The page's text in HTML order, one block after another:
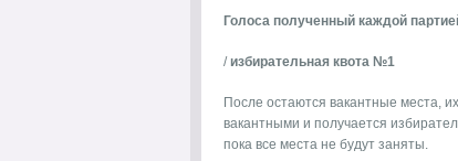
Голоса полученный каждой
/избирательная квота №1
После остаются вакантные места,
вакантными и получается
пока все места не будут заняты.